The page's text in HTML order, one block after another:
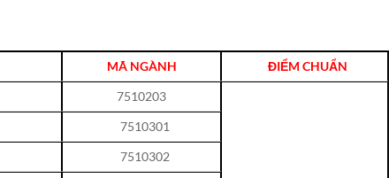
MÃ NGÀNH
ĐIỂM CHUẨN
7510203
7510301
7510302